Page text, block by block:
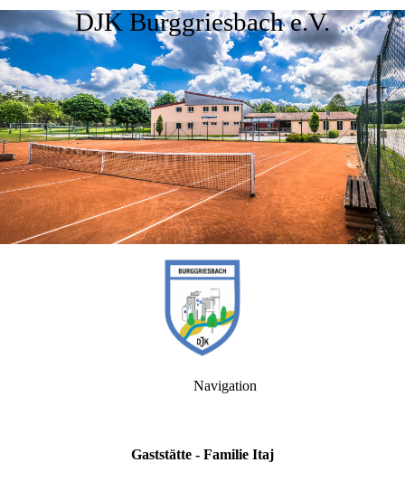
DJK Burggriesbach e.V.
Navigation
Gaststätte - Familie Itaj